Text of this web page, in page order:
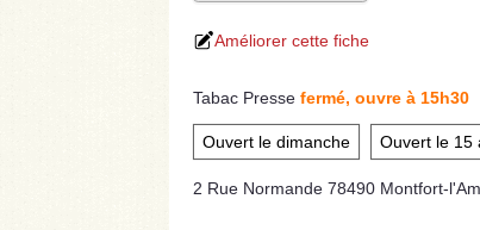
Améliorer cette fiche
Tabac Presse fermé, ouvre à 15h30
Ouvert le dimanche Ouvert le 15
2 Rue Normande 78490 Montfort-